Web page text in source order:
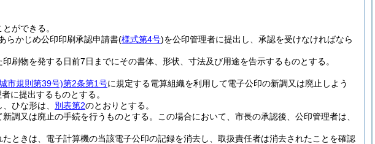
ができる。
らかじめ公印印刷承認申請書(様式第4号)を公印管理者に提出し、承認を受けなければなら
刷物を発する日前7日までにその書体、形状、寸法及び用途を告示するものとする。
市規則第39号)第2条第1号に規定する電算組織を利用して電子公印の新調又は廃止しよう
に提出するものとする。
ひな形は、 別表第2のとおりとする。
調又は廃止の手続を行うものとする。
この場合において、市長の承認後、公印管理者は、
ときは、電子計算機の当該電子公印の記録を消去し、取扱責任者は消去されたことを確認